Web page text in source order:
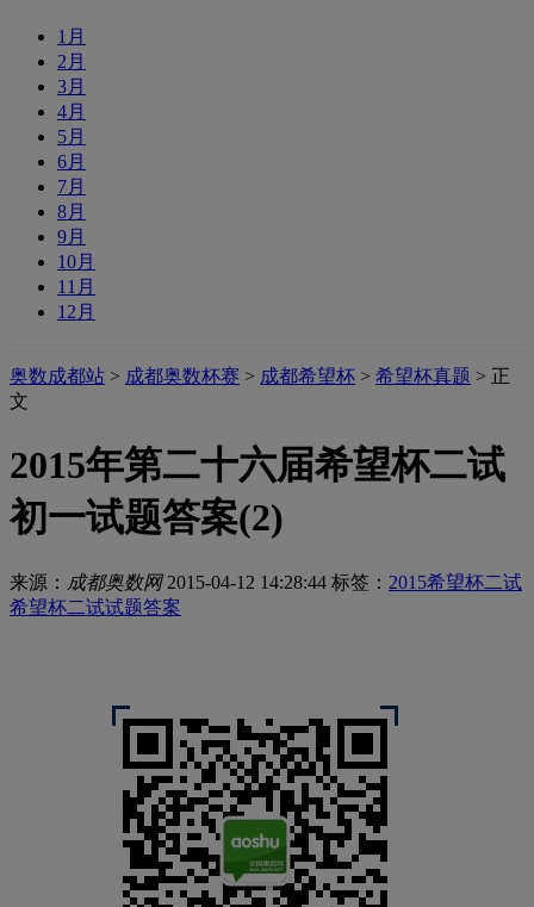
1月
2月
3月
4月
5月
6月
7月
8月
9月
10月
11月
12月
奥数成都站 > 成都奥数杯赛 > 成都希望杯 > 希望杯真题 > 正
文
2015年第二十六届希望杯二试
初一试题答案(2)
来源： 成都奥数网2015-04-12 14:28:44 标签： 2015希望杯二试
希望杯二试试题答案